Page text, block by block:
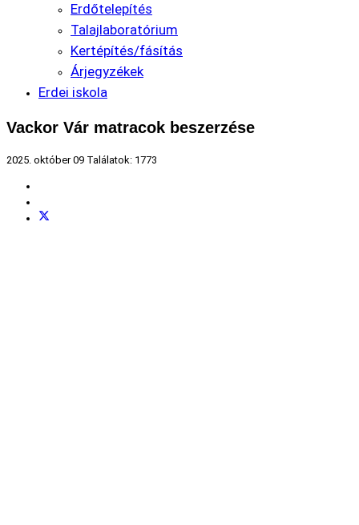
Erdőtelepítés
Talajlaboratórium
Kertépítés/fásítás
Árjegyzékek
Erdei iskola
Vackor Vár matracok beszerzése
2025. október 09 Találatok: 1773